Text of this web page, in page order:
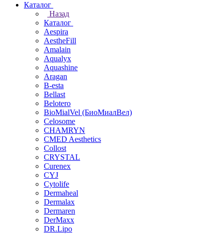
Каталог
Назад
Каталог
Aespira
AestheFill
Amalain
Aqualyx
Aquashine
Aragan
B-esta
Bellast
Belotero
BioMialVel (БиоМиалВел)
Celosome
CHAMRYN
CMED Aesthetics
Collost
CRYSTAL
Curenex
CYJ
Cytolife
Dermaheal
Dermalax
Dermaren
DerMaxx
DR.Lipo